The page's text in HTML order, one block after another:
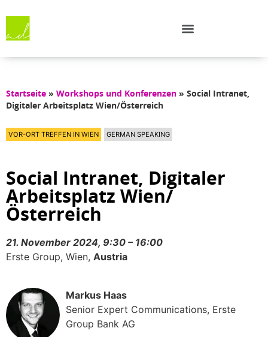
Startseite » Workshops und Konferenzen » Social Intranet,
Digitaler Arbeitsplatz Wien/Österreich
VOR-ORT TREFFEN IN WIEN GERMAN SPEAKING
Social Intranet, Digitaler
Arbeitsplatz Wien/
Österreich
21. November 2024, 9:30 – 16:00
Erste Group, Wien, Austria
Markus Haas
Senior Expert Communications, Erste
Group Bank AG